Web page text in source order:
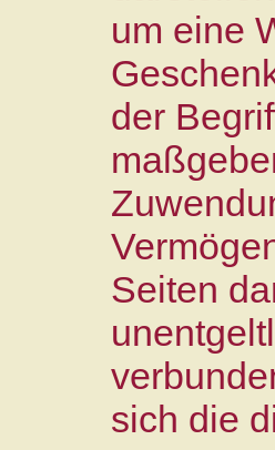
um eine
der
Seiten
sich die